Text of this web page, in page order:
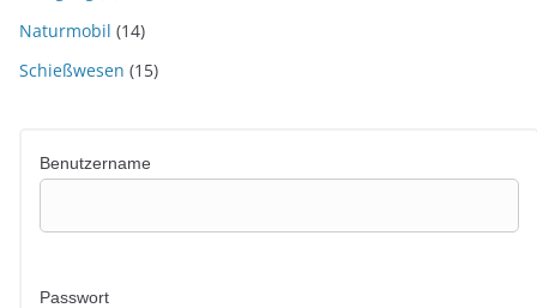
Naturmobil (14)
Schießwesen (15)
Benutzername
Passwort